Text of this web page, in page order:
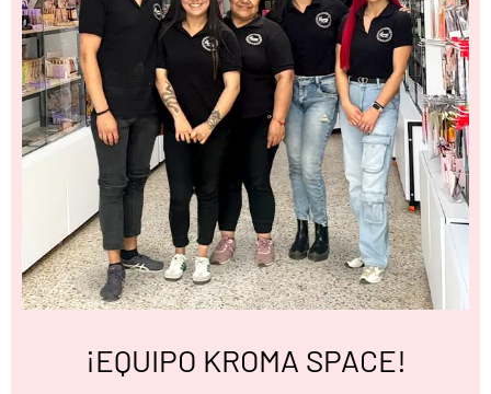
¡EQUIPO KROMA SPACE!